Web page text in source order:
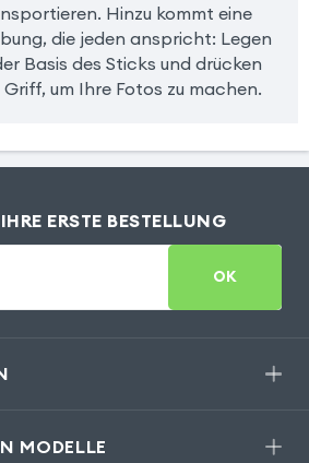
Hinzu kommt eine
die jeden anspricht: Legen
Basis des Sticks und drücken
um Ihre Fotos zu machen.
ERSTE BESTELLUNG
OK
MODELLE